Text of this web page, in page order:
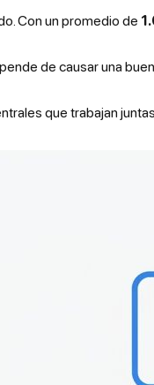
Con un promedio de
de causar una
que trabajan